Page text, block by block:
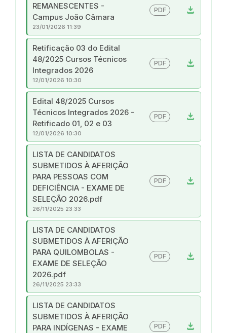
REMANESCENTES -
Campus João Câmara
download
PDF
23/01/2026 11:39
Retificação 03 do Edital
48/2025 Cursos Técnicos
Integrados 2026
download
PDF
12/01/2026 10:30
Edital 48/2025 Cursos
Técnicos Integrados 2026 -
Retificado 01, 02 e 03
download
PDF
12/01/2026 10:30
LISTA DE CANDIDATOS
SUBMETIDOS À AFERIÇÃO
PARA PESSOAS COM
DEFICIÊNCIA - EXAME DE
SELEÇÃO 2026.pdf
download
PDF
26/11/2025 23:33
LISTA DE CANDIDATOS
SUBMETIDOS À AFERIÇÃO
PARA QUILOMBOLAS -
EXAME DE SELEÇÃO
2026.pdf
download
PDF
26/11/2025 23:33
LISTA DE CANDIDATOS
SUBMETIDOS À AFERIÇÃO
PARA INDÍGENAS - EXAME
download
PDF